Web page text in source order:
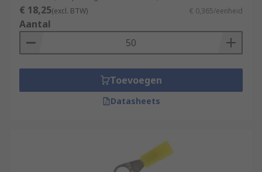
€ 18,25(excl. BTW) € 0,365/eenheid
Aantal
Toevoegen
Datasheets